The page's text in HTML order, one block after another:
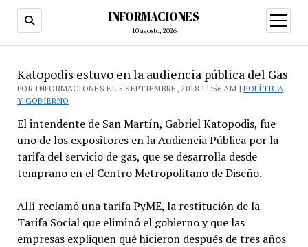
INFORMACIONES
10 agosto, 2026
abrir
menú
Katopodis estuvo en la audiencia pública del Gas
POR INFORMACIONES EL 5 SEPTIEMBRE, 2018 11:56 AM |POLÍTICA
Y GOBIERNO
El intendente de San Martín, Gabriel Katopodis, fue
uno de los expositores en la Audiencia Pública por la
tarifa del servicio de gas, que se desarrolla desde
temprano en el Centro Metropolitano de Diseño.
Allí reclamó una tarifa PyME, la restitución de la
Tarifa Social que eliminó el gobierno y que las
empresas expliquen qué hicieron después de tres años